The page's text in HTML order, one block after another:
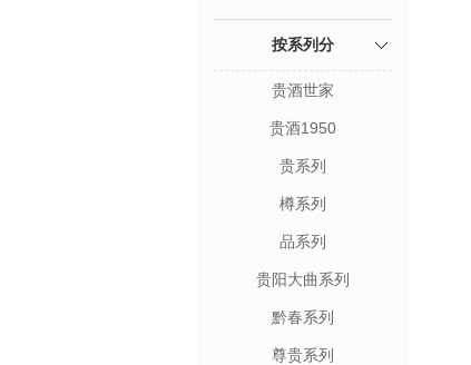
按系列分
贵酒世家
贵酒1950
贵系列
樽系列
品系列
贵阳大曲系列
黔春系列
尊贵系列